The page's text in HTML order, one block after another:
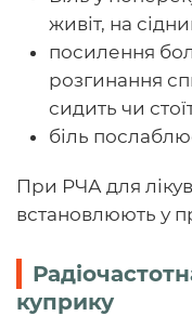
живіт, на
посилення
розгинання
сидить чи
біль
При РЧА для
встановлюють у
куприку